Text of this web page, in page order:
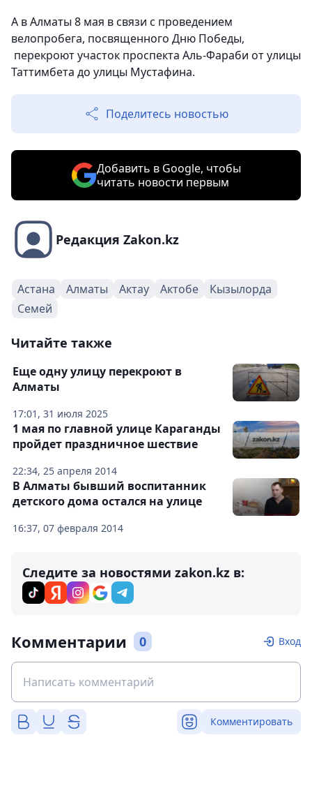
А в Алматы 8 мая в связи с проведением
велопробега, посвященного Дню Победы,
перекроют участок проспекта Аль-Фараби от улицы
Таттимбета до улицы Мустафина.
Поделитесь новостью
Добавить в Google, чтобы
читать новости первым
Редакция Zakon.kz
Астана Алматы Актау Актобе
Кызылорда
Семей
Читайте также
17:01, 31 июля 2025
Еще одну улицу перекроют в
Алматы
22:34, 25 апреля 2014
1 мая по главной улице Караганды
пройдет праздничное шествие
16:37, 07 февраля 2014
В Алматы бывший воспитанник
детского дома остался на улице
Следите за новостями zakon.kz в:
Комментарии 0 Вход
Комментировать